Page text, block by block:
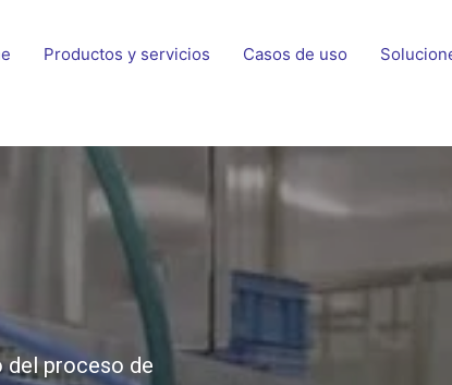
Productos y servicios Casos de uso
del proceso de